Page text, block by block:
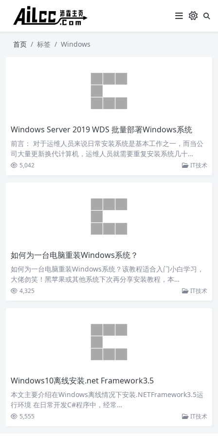
首页 标签 Windows
Windows Server 2019 WDS 批量部署Windows系统
前言： 对于运维人员来说日常安装系统是基本工作之一，而当公
司大量更新换代计算机，运维人员就需要重复安装系统几十…
5,042 IT技术
如何为一台电脑重装Windows系统？
如何为一台电脑重装Windows系统？该教程适合入门小白学习，
大佬勿笑！黑苹果或其他系统下次再分享安装教程，本…
4,325 IT技术
Windows10离线安装.net Framework3.5
本文主要介绍在Windows离线情况下安装.NETFramework3.5运
行环境 在日常开发C#程序中，经常…
5,555 IT技术